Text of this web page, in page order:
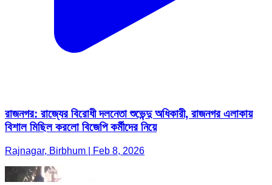
রাজনগর: রাজ্যের বিরোধী দলনেতা শুভেন্দু অধিকারী, রাজনগর এলাকায়
বিশাল মিছিল করলো বিজেপি কর্মীদের নিয়ে
Rajnagar, Birbhum | Feb 8, 2026